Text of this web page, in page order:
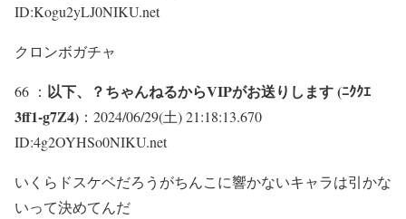
ID:Kogu2yLJ0NIKU.net
クロンボガチャ
66 ： 以下、？ちゃんねるからVIPがお送りします (ﾆｸｸｴ
3ff1-g7Z4) ：2024/06/29(土) 21:18:13.670
ID:4g2OYHSo0NIKU.net
いくらドスケベだろうがちんこに響かないキャラは引かな
いって決めてんだ